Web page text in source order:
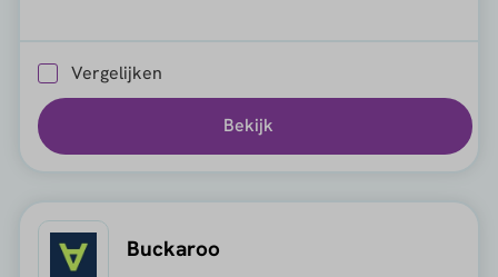
Vergelijken
Bekijk
Buckaroo